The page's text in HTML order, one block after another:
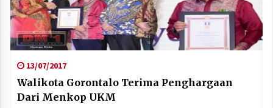
13/07/2017
Walikota Gorontalo Terima Penghargaan
Dari Menkop UKM